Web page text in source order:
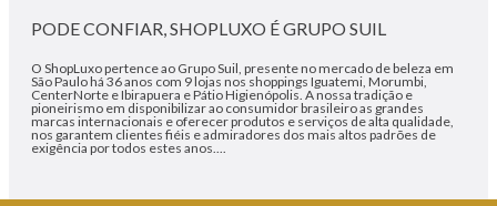
PODE CONFIAR, SHOPLUXO É GRUPO SUIL
O ShopLuxo pertence ao Grupo Suil, presente no mercado de beleza em
São Paulo há 36 anos com 9 lojas nos shoppings Iguatemi, Morumbi,
CenterNorte e Ibirapuera e Pátio Higienópolis. A nossa tradição e
pioneirismo em disponibilizar ao consumidor brasileiro as grandes
marcas internacionais e oferecer produtos e serviços de alta qualidade,
nos garantem clientes fiéis e admiradores dos mais altos padrões de
exigência por todos estes anos....